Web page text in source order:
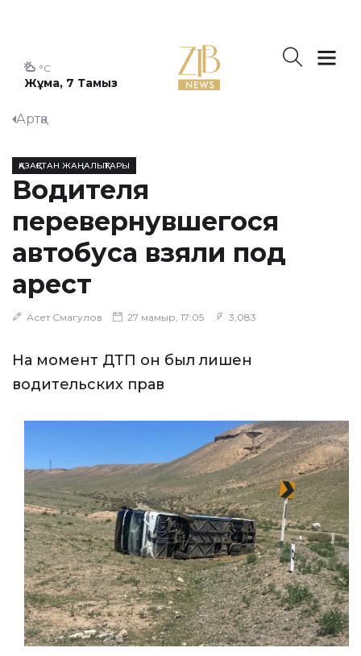
Жұма, 7 Тамыз
°C
Артқа
ҚАЗАҚСТАН ЖАҢАЛЫҚТАРЫ
Водителя
перевернувшегося
автобуса взяли под
арест
Асет Смагулов 27 мамыр, 17:05 3,083
На момент ДТП он был лишен
водительских прав